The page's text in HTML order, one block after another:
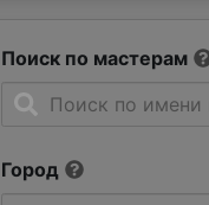
Поиск по мастерам
Город